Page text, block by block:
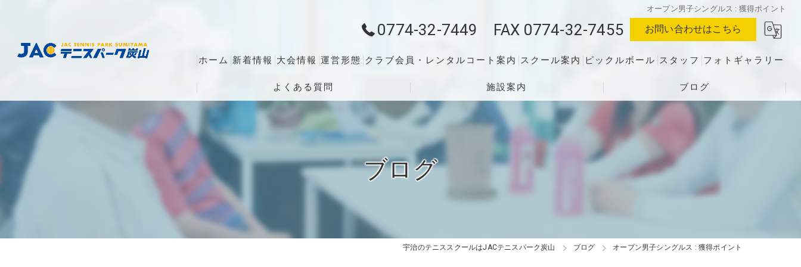
オープン男子シングルス : 獲得ポイント
0774-32-7449 FAX 0774-32-7455 お問い合わせはこちら
ホーム 新着情報 大会情報 運営形態 クラブ会員・レンタルコート案内 スクール案内 ピックルボール スタッフ フォトギャラリー
よくある質問 施設案内 ブログ
ブログ
宇治のテニススクールはJACテニスパーク炭山 ブログ オープン男子シングルス : 獲得ポイント